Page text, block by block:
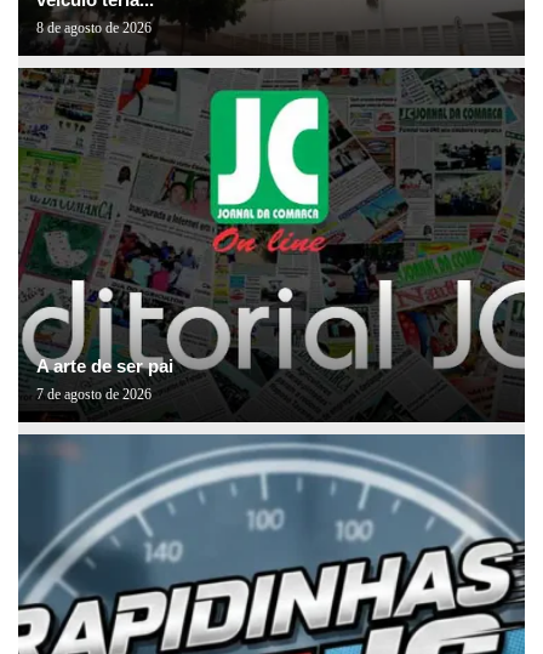
8 de agosto de 2026
A arte de ser pai
7 de agosto de 2026